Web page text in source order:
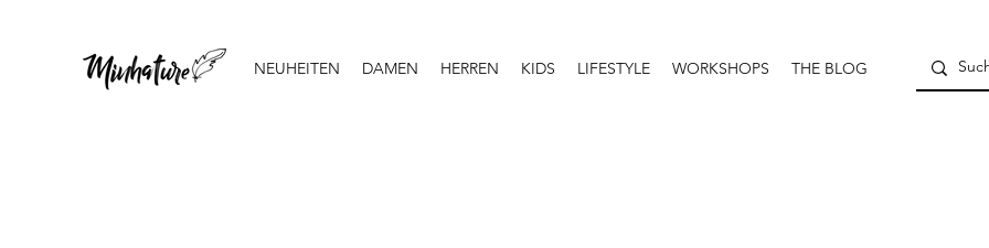
NEUHEITEN DAMEN HERREN KIDS LIFESTYLE WORKSHOPS THE BLOG